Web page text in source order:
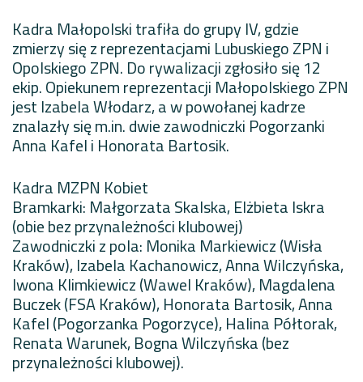
Kadra Małopolski trafiła do grupy IV, gdzie
zmierzy się z reprezentacjami Lubuskiego ZPN i
Opolskiego ZPN. Do rywalizacji zgłosiło się 12
ekip. Opiekunem reprezentacji Małopolskiego ZPN
jest Izabela Włodarz, a w powołanej kadrze
znalazły się m.in. dwie zawodniczki Pogorzanki
Anna Kafel i Honorata Bartosik.
Kadra MZPN Kobiet
Bramkarki: Małgorzata Skalska, Elżbieta Iskra
(obie bez przynależności klubowej)
Zawodniczki z pola: Monika Markiewicz (Wisła
Kraków), Izabela Kachanowicz, Anna Wilczyńska,
Iwona Klimkiewicz (Wawel Kraków), Magdalena
Buczek (FSA Kraków), Honorata Bartosik, Anna
Kafel (Pogorzanka Pogorzyce), Halina Półtorak,
Renata Warunek, Bogna Wilczyńska (bez
przynależności klubowej).